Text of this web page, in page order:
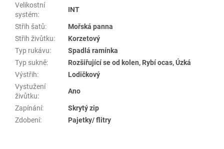
Velikostní
systém:
INT
Střih šatů:
Mořská panna
Střih živůtku:
Korzetový
Typ rukávu:
Spadlá ramínka
Typ sukně:
Rozšiřující se od kolen, Rybí ocas, Úzká
Výstřih:
Lodičkový
Vystužení
živůtku:
Ano
Zapínání:
Skrytý zip
Zdobení: Pajetky/ flitry